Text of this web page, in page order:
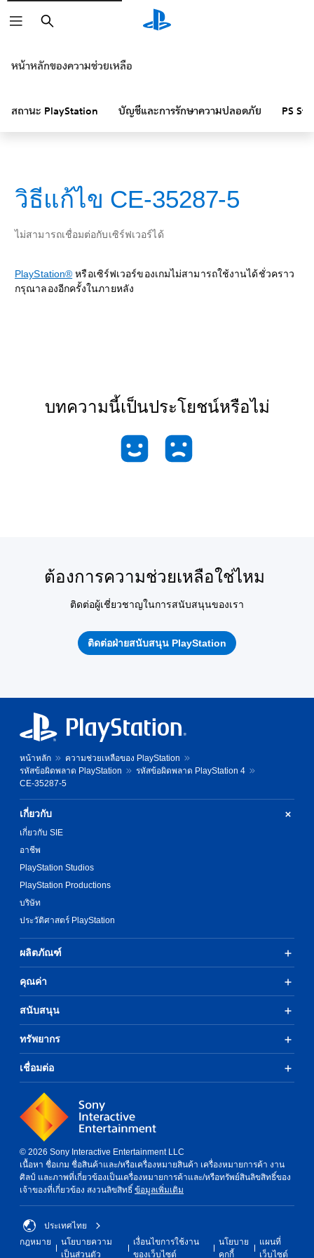
หน้าหลักของความช่วยเหลือ
สถานะ PlayStation บัญชีและการรักษาความปลอดภัย PS
วิธีแก้ไข CE-35287-5
ไม่สามารถเชื่อมต่อกับเซิร์ฟเวอร์ได้
PlayStation® หรือเซิร์ฟเวอร์ของเกมไม่สามารถใช้งานได้ชั่วคราว
กรุณาลองอีกครั้งในภายหลัง
บทความนี้เป็นประโยชน์หรือไม่
ต้องการความช่วยเหลือใช่ไหม
ติดต่อผู้เชี่ยวชาญในการสนับสนุนของเรา
ติดต่อฝ่ายสนับสนุน PlayStation
หน้าหลัก
ความช่วยเหลือของ PlayStation
รหัสข้อผิดพลาด PlayStation
รหัสข้อผิดพลาด PlayStation 4
CE-35287-5
เกี่ยวกับ
เกี่ยวกับ SIE
อาชีพ
PlayStation Studios
PlayStation Productions
บริษัท
ประวัติศาสตร์ PlayStation
ผลิตภัณฑ์
คุณค่า
สนับสนุน
ทรัพยากร
เชื่อมต่อ
© 2026 Sony Interactive Entertainment LLC
เนื้อหา ชื่อเกม ชื่อสินค้าและ/หรือเครื่องหมายสินค้า เครื่องหมายการค้า งาน
ศิลป์ และภาพที่เกี่ยวข้องเป็นเครื่องหมายการค้าและ/หรือทรัพย์สินลิขสิทธิ์ของ
เจ้าของที่เกี่ยวข้อง สงวนลิขสิทธิ์ ข้อมูลเพิ่มเติม
ประเทศไทย
กฎหมาย
นโยบายความ
เป็นส่วนตัว
เงื่อนไขการใช้งาน
ของเว็บไซต์
นโยบาย
คุกกี้
แผนที่
เว็บไซต์